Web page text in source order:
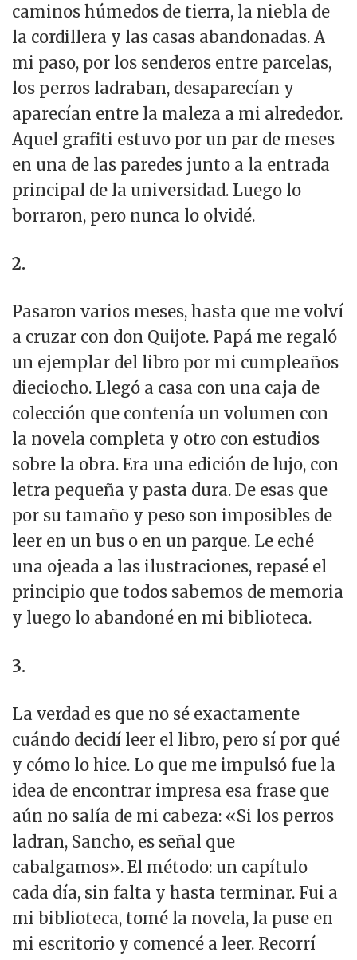
caminos húmedos de tierra, la niebla de
la cordillera y las casas abandonadas. A
mi paso, por los senderos entre parcelas,
los perros ladraban, desaparecían y
aparecían entre la maleza a mi alrededor.
Aquel grafiti estuvo por un par de meses
en una de las paredes junto a la entrada
principal de la universidad. Luego lo
borraron, pero nunca lo olvidé.
2.
Pasaron varios meses, hasta que me volví
a cruzar con don Quijote. Papá me regaló
un ejemplar del libro por mi cumpleaños
dieciocho. Llegó a casa con una caja de
colección que contenía un volumen con
la novela completa y otro con estudios
sobre la obra. Era una edición de lujo, con
letra pequeña y pasta dura. De esas que
por su tamaño y peso son imposibles de
leer en un bus o en un parque. Le eché
una ojeada a las ilustraciones, repasé el
principio que todos sabemos de memoria
y luego lo abandoné en mi biblioteca.
3.
La verdad es que no sé exactamente
cuándo decidí leer el libro, pero sí por qué
y cómo lo hice. Lo que me impulsó fue la
idea de encontrar impresa esa frase que
aún no salía de mi cabeza: «Si los perros
ladran, Sancho, es señal que
cabalgamos». El método: un capítulo
cada día, sin falta y hasta terminar. Fui a
mi biblioteca, tomé la novela, la puse en
mi escritorio y comencé a leer. Recorrí